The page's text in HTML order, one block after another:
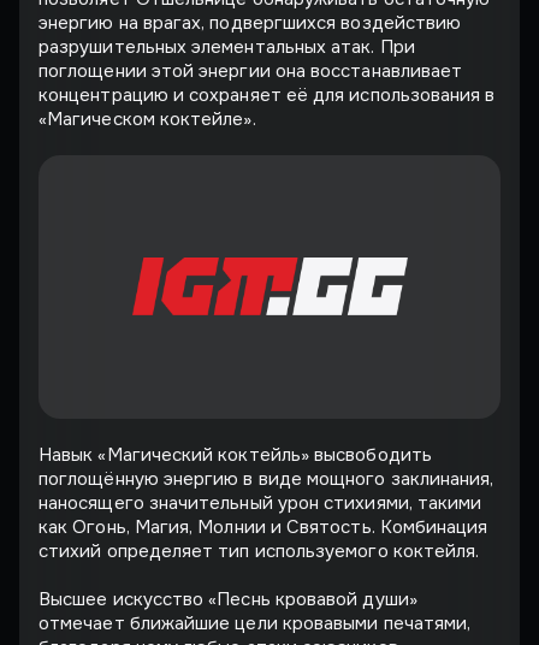
энергию на врагах, подвергшихся воздействию
разрушительных элементальных атак. При
поглощении этой энергии она восстанавливает
концентрацию и сохраняет её для использования в
«Магическом коктейле».
Навык «Магический коктейль» высвободить
поглощённую энергию в виде мощного заклинания,
наносящего значительный урон стихиями, такими
как Огонь, Магия, Молнии и Святость. Комбинация
стихий определяет тип используемого коктейля.
Высшее искусство «Песнь кровавой души»
отмечает ближайшие цели кровавыми печатями,